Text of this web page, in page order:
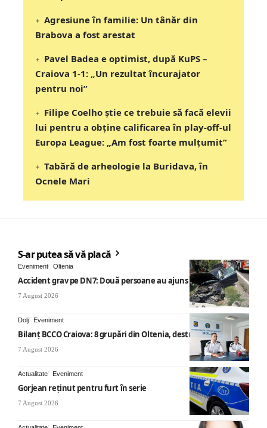
Agresiune în familie: Un tânăr din
Brabova a fost arestat
Pavel Badea e optimist, după KuPS –
Craiova 1-1: „Un rezultat încurajator
pentru noi”
Filipe Coelho știe ce trebuie să facă elevii
lui pentru a obține calificarea în play-off-ul
Europa League: „Am fost foarte mulțumit”
Tabără de arheologie la Buridava, în
Ocnele Mari
S-ar putea să vă placă
Eveniment Oltenia
Accident grav pe DN7: Două persoane au ajuns la spital
7 August 2026
Dolj Eveniment
Bilanț BCCO Craiova: 8 grupări din Oltenia, destructurate
7 August 2026
Actualitate Eveniment
Gorjean reținut pentru furt în serie
7 August 2026